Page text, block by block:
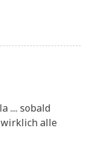
.... sobald
alle